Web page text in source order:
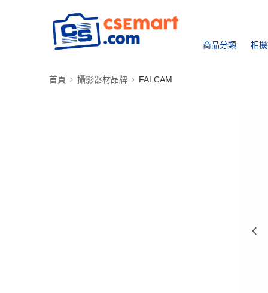
商品分類 相
首頁 攝影器材品牌 FALCAM